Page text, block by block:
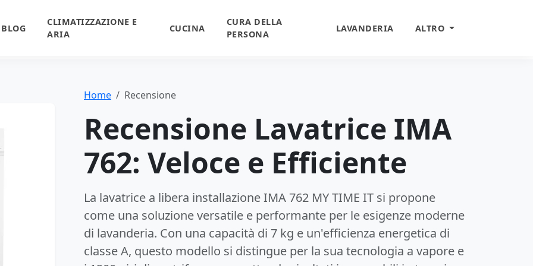
BLOG
CLIMATIZZAZIONE E
ARIA
CUCINA
CURA DELLA
PERSONA
LAVANDERIA ALTRO
Home Recensione
Recensione Lavatrice IMA
762: Veloce e Efficiente
La lavatrice a libera installazione IMA 762 MY TIME IT si propone
come una soluzione versatile e performante per le esigenze moderne
di lavanderia. Con una capacità di 7 kg e un'efficienza energetica di
classe A, questo modello si distingue per la sua tecnologia a vapore e